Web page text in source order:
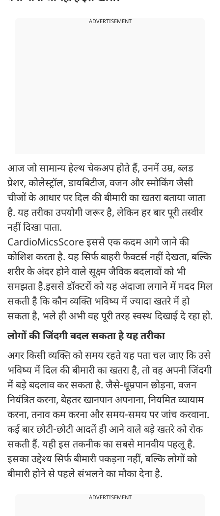
ADVERTISEMENT
आज जो सामान्य हेल्थ चेकअप होते हैं, उनमें उम्र, ब्लड
प्रेशर, कोलेस्ट्रॉल, डायबिटीज, वजन और स्मोकिंग जैसी
चीजों के आधार पर दिल की बीमारी का खतरा बताया जाता
है. यह तरीका उपयोगी जरूर है, लेकिन हर बार पूरी तस्वीर
नहीं दिखा पाता.
CardioMicsScore इससे एक कदम आगे जाने की
कोशिश करता है. यह सिर्फ बाहरी फैक्टर्स नहीं देखता, बल्कि
शरीर के अंदर होने वाले सूक्ष्म जैविक बदलावों को भी
समझता है.इससे डॉक्टरों को यह अंदाजा लगाने में मदद मिल
सकती है कि कौन व्यक्ति भविष्य में ज्यादा खतरे में हो
सकता है, भले ही अभी वह पूरी तरह स्वस्थ दिखाई दे रहा हो.
लोगों की जिंदगी बदल सकता है यह तरीका
अगर किसी व्यक्ति को समय रहते यह पता चल जाए कि उसे
भविष्य में दिल की बीमारी का खतरा है, तो वह अपनी जिंदगी
में बड़े बदलाव कर सकता है. जैसे-धूम्रपान छोड़ना, वजन
नियंत्रित करना, बेहतर खानपान अपनाना, नियमित व्यायाम
करना, तनाव कम करना और समय-समय पर जांच करवाना.
कई बार छोटी-छोटी आदतें ही आने वाले बड़े खतरे को रोक
सकती हैं. यही इस तकनीक का सबसे मानवीय पहलू है.
इसका उद्देश्य सिर्फ बीमारी पकड़ना नहीं, बल्कि लोगों को
बीमारी होने से पहले संभलने का मौका देना है.
ADVERTISEMENT